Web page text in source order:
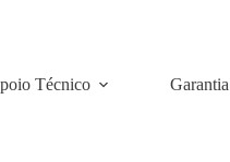
Técnico Garantia